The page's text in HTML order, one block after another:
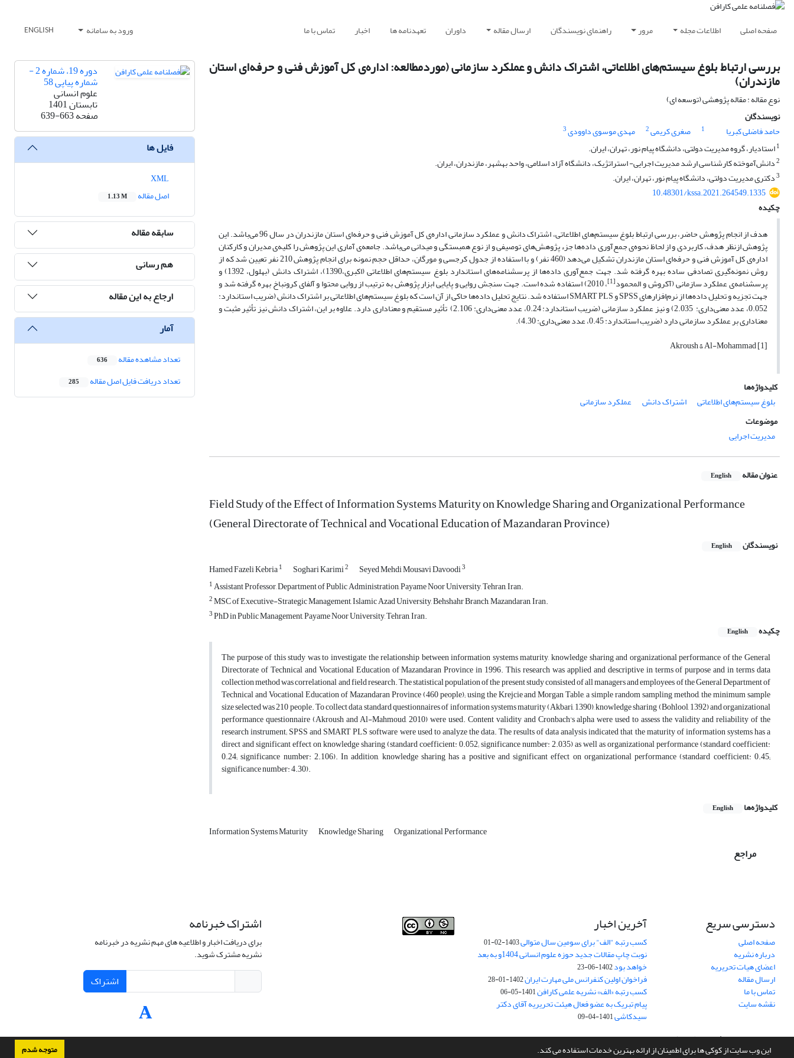
این وب سایت از کوکی ها برای اطمینان از ارائه بهترین خدمات استفاده می کند. متوجه شدم
صفحه اصلی اطلاعات مجله مرور راهنمای نویسندگان ارسال مقاله داوران تعهدنامه ها اخبار تماس با ما ورود به سامانه ENGLISH
بررسی ارتباط بلوغ سیستم‌های اطلاعاتی، اشتراک دانش و عملکرد سازمانی (موردمطالعه: اداره‌ی کل آموزش فنی و حرفه‌ای استان
مازندران)
نوع مقاله : مقاله پژوهشی (توسعه ای)
نویسندگان
حامد فاضلی کبریا
1 صغری کریمی2 مهدی موسوی داوودی3
1استادیار، گروه مدیریت دولتی، دانشگاه پیام نور، تهران، ایران.
2دانش‌آموخته کارشناسی ارشد مدیریت اجرایی- استراتژیک، دانشگاه آزاد اسلامی، واحد بهشهر، مازندران، ایران.
3دکتری مدیریت دولتی، دانشگاه پیام نور، تهران، ایران.
10.48301/kssa.2021.264549.1335
چکیده
هدف از انجام پژوهش حاضر، بررسی ارتباط بلوغ سیستم‌های اطلاعاتی، اشتراک دانش و عملکرد سازمانی اداره‌ی کل آموزش فنی و حرفه‌ای استان مازندران در سال 96 می‌باشد. این
پژوهش ازنظر هدف، کاربردی و از لحاظ نحوه‌‌ی جمع‌آوری داده‌ها جزء پژوهش‌های توصیفی و از نوع همبستگی و میدانی می‌باشد. جامعه‌ی آماری این پژوهش را کلیه‌ی مدیران و کارکنان
اداره‌ی کل آموزش فنی و حرفه‌ای استان مازندران تشکیل می‌دهد (460 نفر) و با استفاده از جدول کرجسی و مورگان، حداقل حجم نمونه برای انجام پژوهش 210 نفر تعیین شد که از
روش نمونه‌گیری تصادفی ساده بهره گرفته شد. جهت جمع‌آوری داده‌ها از پرسشنامه‌های استاندارد بلوغ سیستم‌های اطلاعاتی (اکبری،1390)، اشتراک دانش (بهلول، 1392) و
پرسشنامه‌‌ی عملکرد سازمانی (آکروش و المحمود[1] ، 2010) استفاده شده است. جهت سنجش روایی و پایایی ابزار پژوهش به ترتیب از روایی محتوا و آلفای کرونباخ بهره گرفته شد و
جهت تجزیه و تحلیل داده‌ها از نرم‌افزارهای SPSS و SMART PLS استفاده شد. نتایج تحلیل داده‌ها حاکی از آن است که بلوغ سیستم‌های اطلاعاتی بر اشتراک دانش (ضریب استاندارد:
0.052، عدد معنی‌داری: 2.035) و نیز عملکرد سازمانی (ضریب استاندارد: 0.24، عدد معنی‌داری: 2.106) تأثیر مستقیم و معناداری دارد. علاوه بر این، اشتراک دانش نیز تأثیر مثبت و
معناداری بر عملکرد سازمانی دارد (ضریب استاندارد: 0.45، عدد معنی‌داری: 4.30).
[1] Akroush & Al-Mohammad
کلیدواژه‌ها
بلوغ سیستم‌های اطلاعاتی
اشتراک دانش
عملکرد سازمانی
موضوعات
مدیریت اجرایی
عنوان مقاله English
Field Study of the Effect of Information Systems Maturity on Knowledge Sharing and Organizational Performance
(General Directorate of Technical and Vocational Education of Mazandaran Province)
نویسندگان English
Hamed Fazeli Kebria1 Soghari Karimi2 Seyed Mehdi Mousavi Davoodi3
1Assistant Professor, Department of Public Administration, Payame Noor University, Tehran, Iran.
2MSC of Executive-Strategic Management, Islamic Azad University, Behshahr Branch, Mazandaran, Iran.
3PhD in Public Management, Payame Noor University, Tehran, Iran.
چکیده
English
The purpose of this study was to investigate the relationship between information systems maturity, knowledge sharing and organizational performance of the General
Directorate of Technical and Vocational Education of Mazandaran Province in 1996. This research was applied and descriptive in terms of purpose and in terms data
collection method was correlational and field research. The statistical population of the present study consisted of all managers and employees of the General Department of
Technical and Vocational Education of Mazandaran Province (460 people); using the Krejcie and Morgan Table, a simple random sampling method, the minimum sample
size selected was 210 people. To collect data, standard questionnaires of information systems maturity (Akbari, 1390), knowledge sharing (Bohlool, 1392) and organizational
performance questionnaire (Akroush and Al-Mahmoud, 2010) were used. Content validity and Cronbach's alpha were used to assess the validity and reliability of the
research instrument; SPSS and SMART PLS software were used to analyze the data. The results of data analysis indicated that the maturity of information systems has a
direct and significant effect on knowledge sharing (standard coefficient: 0.052; significance number: 2.035) as well as organizational performance (standard coefficient:
0.24; significance number: 2.106). In addition, knowledge sharing has a positive and significant effect on organizational performance (standard coefficient: 0.45;
significance number: 4.30).
کلیدواژه‌ها English
Information Systems Maturity Knowledge Sharing Organizational Performance
مراجع
دوره 19، شماره 2 -
شماره پیاپی 58
علوم انسانی
تابستان 1401
صفحه639-663
فایل ها
اصل مقاله
1.13 M
سابقه مقاله
هم رسانی
ارجاع به این مقاله
آمار
تعداد مشاهده مقاله 636
تعداد دریافت فایل اصل مقاله 285
دسترسی سریع
صفحه اصلی
درباره نشریه
اعضای هیات تحریریه
ارسال مقاله
تماس با ما
نقشه سایت
آخرین اخبار
کسب رتبه "الف" برای سومین سال متوالی1403-02-01
نوبت چاپ مقالات جدید حوزه علوم انسانی 1404و به بعد
خواهد بود1402-06-23
فراخوان اولین کنفرانس ملی مهارت ایران1402-01-28
کسب رتبه «الف» نشریه علمی کارافن1401-05-06
پیام تبریک به عضو فعال هیئت تحریریه آقای دکتر
سیدکاشی1401-04-09
اشتراک خبرنامه
برای دریافت اخبار و اطلاعیه های مهم نشریه در خبرنامه
نشریه مشترک شوید.
اشتراک
سامانه مدیریت نشریات علمی.طراحی و پیاده سازی ازسیناوب